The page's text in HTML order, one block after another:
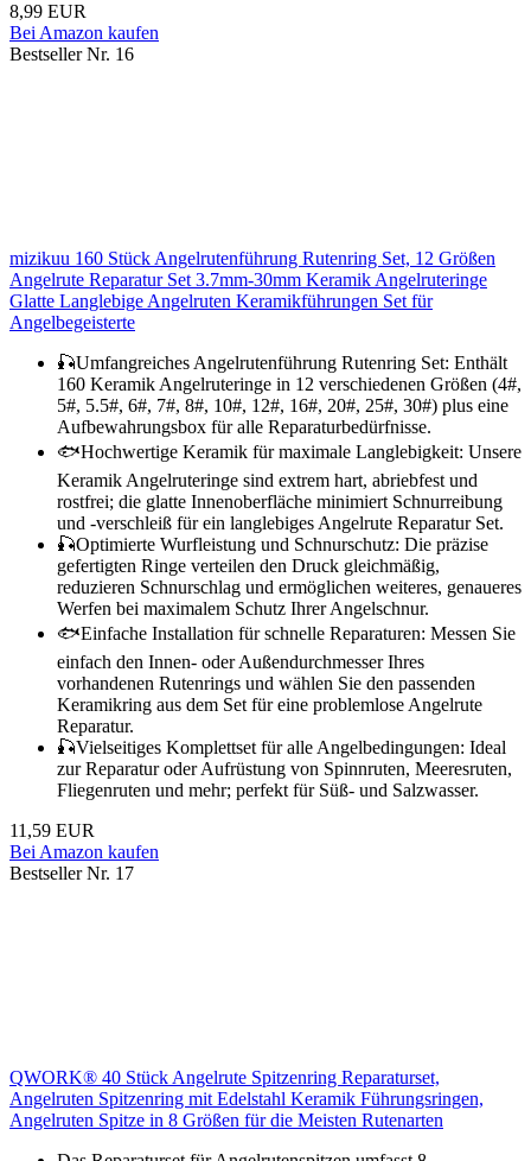
8,99 EUR
Bei Amazon kaufen
Bestseller Nr. 16
mizikuu 160 Stück Angelrutenführung Rutenring Set, 12 Größen
Angelrute Reparatur Set 3.7mm-30mm Keramik Angelruteringe
Glatte Langlebige Angelruten Keramikführungen Set für
Angelbegeisterte
🎣Umfangreiches Angelrutenführung Rutenring Set: Enthält
160 Keramik Angelruteringe in 12 verschiedenen Größen (4#,
5#, 5.5#, 6#, 7#, 8#, 10#, 12#, 16#, 20#, 25#, 30#) plus eine
Aufbewahrungsbox für alle Reparaturbedürfnisse.
🐟Hochwertige Keramik für maximale Langlebigkeit: Unsere
Keramik Angelruteringe sind extrem hart, abriebfest und
rostfrei; die glatte Innenoberfläche minimiert Schnurreibung
und -verschleiß für ein langlebiges Angelrute Reparatur Set.
🎣Optimierte Wurfleistung und Schnurschutz: Die präzise
gefertigten Ringe verteilen den Druck gleichmäßig,
reduzieren Schnurschlag und ermöglichen weiteres, genaueres
Werfen bei maximalem Schutz Ihrer Angelschnur.
🐟Einfache Installation für schnelle Reparaturen: Messen Sie
einfach den Innen- oder Außendurchmesser Ihres
vorhandenen Rutenrings und wählen Sie den passenden
Keramikring aus dem Set für eine problemlose Angelrute
Reparatur.
🎣Vielseitiges Komplettset für alle Angelbedingungen: Ideal
zur Reparatur oder Aufrüstung von Spinnruten, Meeresruten,
Fliegenruten und mehr; perfekt für Süß- und Salzwasser.
11,59 EUR
Bei Amazon kaufen
Bestseller Nr. 17
QWORK® 40 Stück Angelrute Spitzenring Reparaturset,
Angelruten Spitzenring mit Edelstahl Keramik Führungsringen,
Angelruten Spitze in 8 Größen für die Meisten Rutenarten